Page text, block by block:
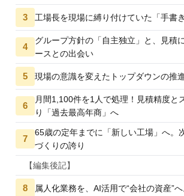
3 工場長を現場に縛り付けていた「手書
4
グループ方針の「自主独立」と、見積
ースとの出会い
5 現場の意識を変えたトップダウンの推
6
月間1,100件を1人で処理！見積精度と
り「過去最高年商」へ
7
65歳の定年までに「新しい工場」へ。
づくりの誇り
【編集後記】
8 属人化業務を、AI活用で“会社の資産”へ